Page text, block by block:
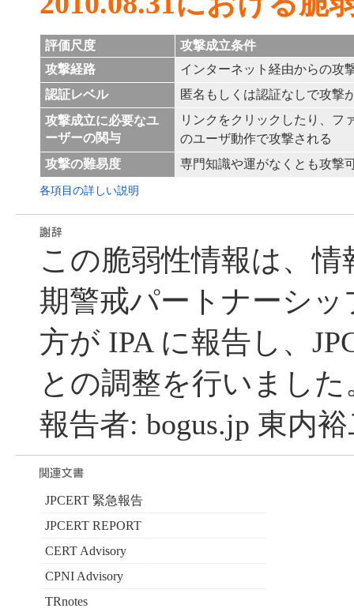
評価尺度
攻撃成立条件
攻撃経路
インターネット経由からの攻
認証レベル
匿名もしくは認証なしで攻撃
攻撃成立に必要なユ
ーザーの関与
リンクをクリックしたり、フ
のユーザ動作で攻撃される
攻撃の難易度
専門知識や運がなくとも攻撃
各項目の詳しい説明
この脆弱性情報は、
期警戒パートナーシ
方が IPA に報告し、
との調整を行いました
報告者: bogus.jp 東内
JPCERT 緊急報告
JPCERT REPORT
CERT Advisory
CPNI Advisory
TRnotes